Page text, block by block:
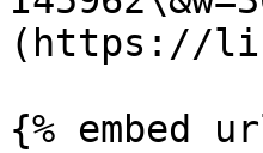
(https://
{%